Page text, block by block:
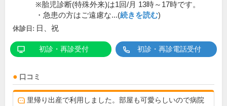
※胎児診断(特殊外来)は1回/月 13時～17時です。
・急患の方はご遠慮な...(続きを読む)
休診日: 日、祝
初診・再診受付 初診・再診電話受付
口コミ
里帰り出産で利用しました。部屋も可愛らしいので病院